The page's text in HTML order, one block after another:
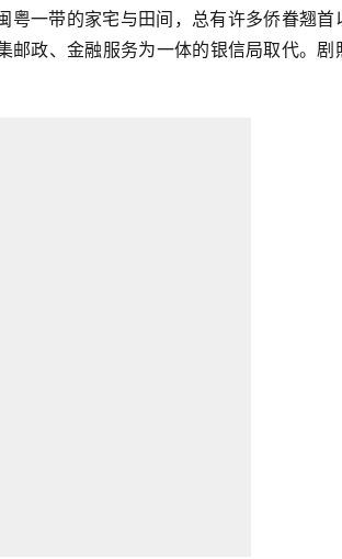
一带的家宅与田间，总有许多侨眷翘首
邮政、金融服务为一体的银信局取代。剧